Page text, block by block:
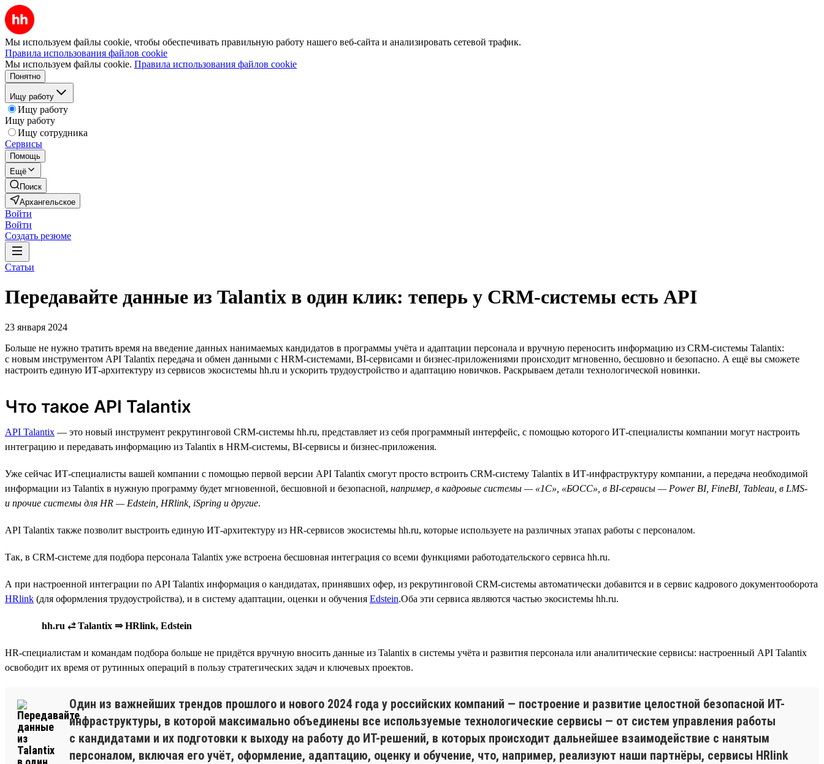
Мы используем файлы cookie, чтобы обеспечивать правильную работу нашего веб-сайта и анализировать сетевой трафик.
Правила использования файлов cookie
Мы используем файлы cookie. Правила использования файлов cookie
Понятно
Ищу работу
Ищу работу
Ищу работу
Ищу сотрудника
Сервисы
Помощь
Ещё
Поиск
Архангельское
Войти
Войти
Создать резюме
Статьи
Передавайте данные из Talantix в один клик: теперь у CRM-системы есть API
23 января 2024
Больше не нужно тратить время на введение данных нанимаемых кандидатов в программы учёта и адаптации персонала и вручную переносить информацию из CRM-системы Talantix:
с новым инструментом API Talantix передача и обмен данными с HRM-системами, BI-сервисами и бизнес-приложениями происходит мгновенно, бесшовно и безопасно. А ещё вы сможете
настроить единую ИТ-архитектуру из сервисов экосистемы hh.ru и ускорить трудоустройство и адаптацию новичков. Раскрываем детали технологической новинки.
Что такое API Talantix
API Talantix — это новый инструмент рекрутинговой СRM-системы hh.ru, представляет из себя программный интерфейс, с помощью которого ИТ-специалисты компании могут настроить
интеграцию и передавать информацию из Talantix в HRM-системы, BI-сервисы и бизнес-приложения.
Уже сейчас ИТ-специалисты вашей компании с помощью первой версии API Talantix смогут просто встроить CRM-систему Talantix в ИТ-инфраструктуру компании, а передача необходимой
информации из Talantix в нужную программу будет мгновенной, бесшовной и безопасной, например, в кадровые системы — «1С», «БОСС», в BI-сервисы — Power BI, FineBI, Tableau, в LMS-
и прочие системы для HR — Edstein, HRlink, iSpring и другие.
API Talantix также позволит выстроить единую ИТ-архитектуру из HR-сервисов экосистемы hh.ru, которые используете на различных этапах работы с персоналом.
Так, в CRM-системе для подбора персонала Talantix уже встроена бесшовная интеграция со всеми функциями работодательского сервиса hh.ru.
А при настроенной интеграции по API Talantix информация о кандидатах, принявших офер, из рекрутинговой CRM-системы автоматически добавится и в сервис кадрового документооборота
HRlink (для оформления трудоустройства), и в систему адаптации, оценки и обучения Edstein.Оба эти сервиса являются частью экосистемы hh.ru.
hh.ru ⥄ Talantix ⇒ HRlink, Edstein
HR-специалистам и командам подбора больше не придётся вручную вносить данные из Talantix в системы учёта и развития персонала или аналитические сервисы: настроенный API Talantix
освободит их время от рутинных операций в пользу стратегических задач и ключевых проектов.
Один из важнейших трендов прошлого и нового 2024 года у российских компаний — построение и развитие целостной безопасной ИТ-
инфраструктуры, в которой максимально объединены все используемые технологические сервисы — от систем управления работы
с кандидатами и их подготовки к выходу на работу до ИТ-решений, в которых происходит дальнейшее взаимодействие с нанятым
персоналом, включая его учёт, оформление, адаптацию, оценку и обучение, что, например, реализуют наши партнёры, сервисы HRlink